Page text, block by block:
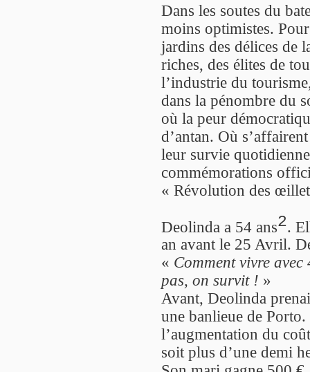
Dans les soutes du
moins optimistes.
jardins des délices de
riches, des élites de
l’industrie du
dans la pénombre du
où la peur
d’antan. Où
leur survie
commémorations
« Révolution des
Deolinda a 54 ans2.
an avant le 25 Avril.
« Comment vivre
pas, on survit ! »
Avant, Deolinda
une banlieue de
l’augmentation du
soit plus d’une demi